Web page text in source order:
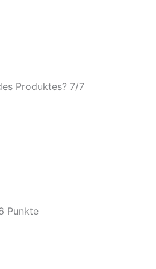
Produktes? 7/7
Punkte